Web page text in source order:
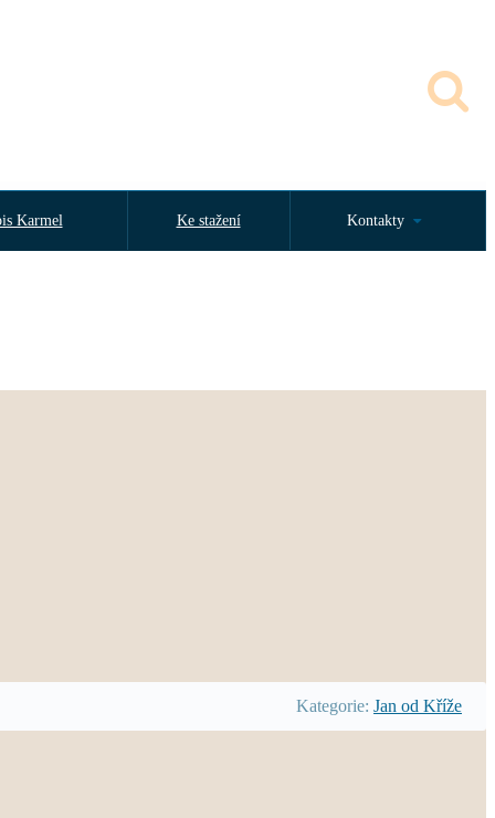
Karmel Ke stažení Kontakty
Kategorie: Jan od Kříže